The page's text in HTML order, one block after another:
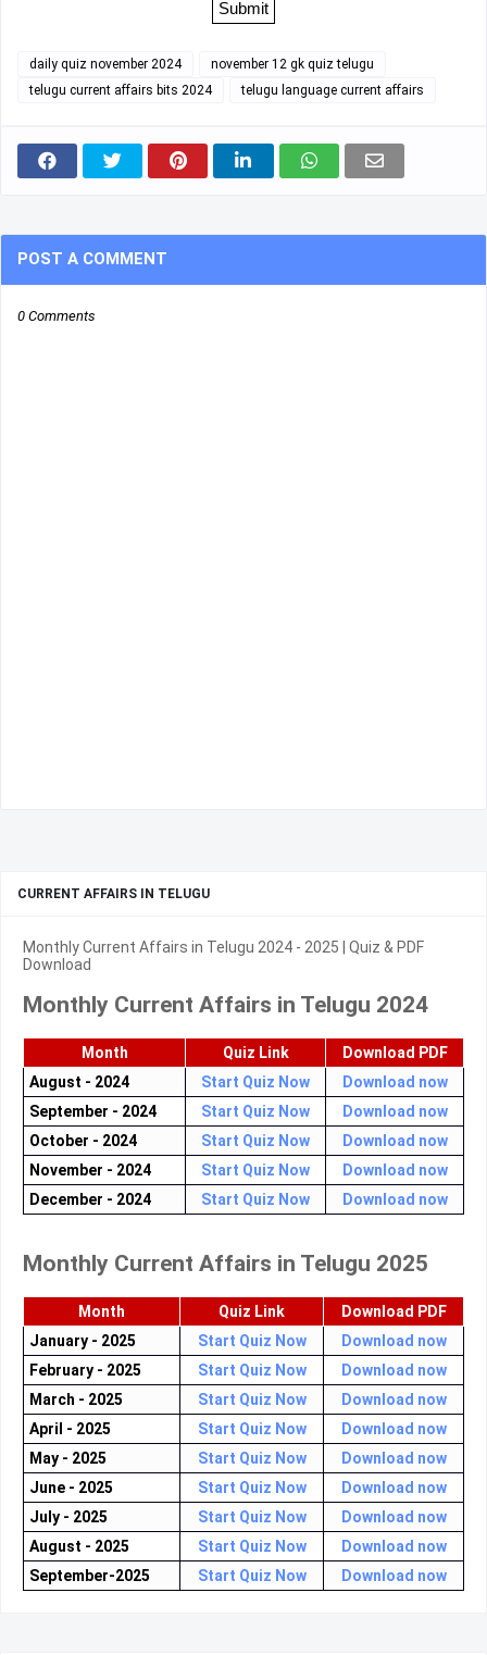
daily quiz november 2024
november 12 gk quiz telugu
telugu current affairs bits 2024
telugu language current affairs
POST A COMMENT
0 Comments
CURRENT AFFAIRS IN TELUGU
Monthly Current Affairs in Telugu 2024 - 2025 | Quiz & PDF
Download
Monthly Current Affairs in Telugu 2024
Month Quiz Link
Download PDF
August - 2024
Start Quiz Now
Download now
September - 2024
Start Quiz Now
Download now
October - 2024
Start Quiz Now
Download now
November - 2024
Start Quiz Now
Download now
December - 2024
Start Quiz Now Download now
Monthly Current Affairs in Telugu 2025
Month Quiz Link
Download PDF
January - 2025
Start Quiz Now
Download now
February - 2025
Start Quiz Now
Download now
March - 2025
Start Quiz Now
Download now
April - 2025
Start Quiz Now
Download now
May - 2025
Start Quiz Now
Download now
June - 2025
Start Quiz Now
Download now
July - 2025
Start Quiz Now
Download now
August - 2025
Start Quiz Now
Download now
September-2025
Start Quiz Now Download now